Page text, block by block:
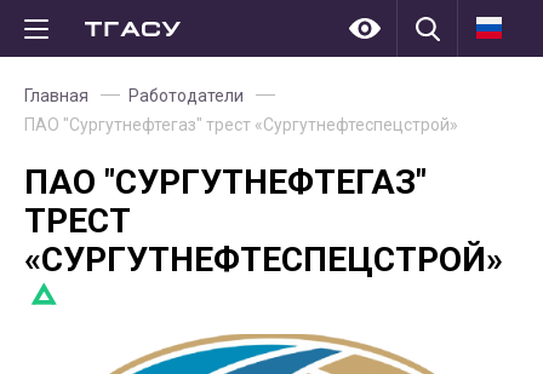
Главная
Работодатели
ПАО "Сургутнефтегаз" трест «Сургутнефтеспецстрой»
ПАО "СУРГУТНЕФТЕГАЗ"
ТРЕСТ
«СУРГУТНЕФТЕСПЕЦСТРОЙ»